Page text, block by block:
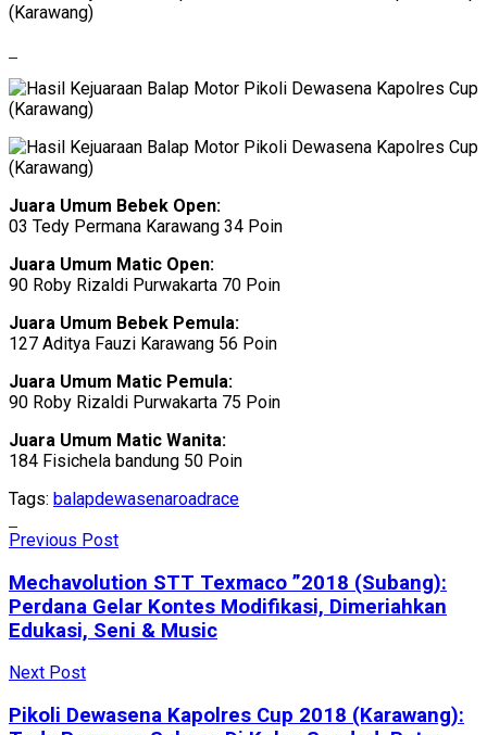
Juara Umum Bebek Open:
03 Tedy Permana Karawang 34 Poin
Juara Umum Matic Open:
90 Roby Rizaldi Purwakarta 70 Poin
Juara Umum Bebek Pemula:
127 Aditya Fauzi Karawang 56 Poin
Juara Umum Matic Pemula:
90 Roby Rizaldi Purwakarta 75 Poin
Juara Umum Matic Wanita:
184 Fisichela bandung 50 Poin
Tags: balapdewasenaroadrace
Previous Post
Mechavolution STT Texmaco ”2018 (Subang):
Perdana Gelar Kontes Modifikasi, Dimeriahkan
Edukasi, Seni & Music
Next Post
Pikoli Dewasena Kapolres Cup 2018 (Karawang):